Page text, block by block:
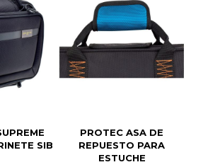
SIB
PROTEC ASA DE
REPUESTO PARA
ESTUCHE